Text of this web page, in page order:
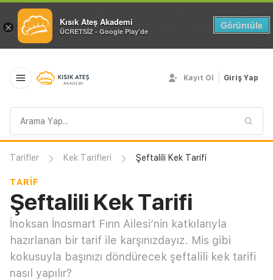
× Kısık Ateş Akademi
ÜCRETSİZ - Google Play'de
Görüntüle
sorgusu
Kayıt Ol Giriş Yap
Tarifler Kek Tarifleri Şeftalili Kek Tarifi
TARIF
Şeftalili Kek Tarifi
İnoksan İnosmart Fırın Ailesi’nin katkılarıyla
hazırlanan bir tarif ile karşınızdayız. Mis gibi
kokusuyla başınızı döndürecek şeftalili kek tarifi
nasıl yapılır?